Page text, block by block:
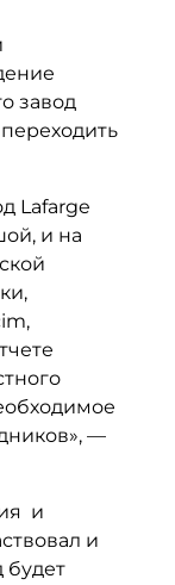
завод
Lafarge
и на
—
и
и
будет